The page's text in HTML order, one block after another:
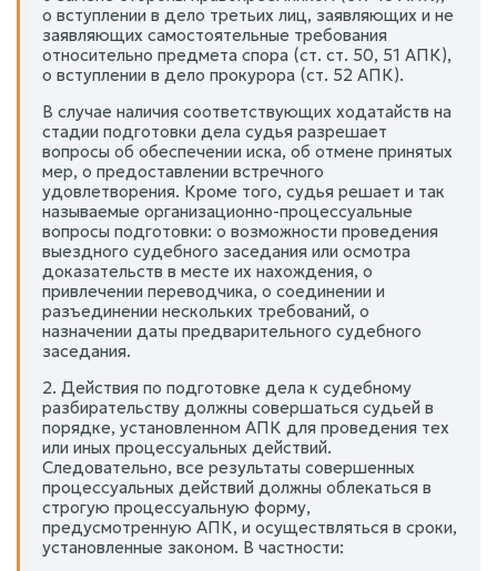
о вступлении в дело третьих лиц, заявляющих и не
заявляющих самостоятельные требования
относительно предмета спора (ст. ст. 50, 51 АПК),
о вступлении в дело прокурора (ст. 52 АПК).
В случае наличия соответствующих ходатайств на
стадии подготовки дела судья разрешает
вопросы об обеспечении иска, об отмене принятых
мер, о предоставлении встречного
удовлетворения. Кроме того, судья решает и так
называемые организационно-процессуальные
вопросы подготовки: о возможности проведения
выездного судебного заседания или осмотра
доказательств в месте их нахождения, о
привлечении переводчика, о соединении и
разъединении нескольких требований, о
назначении даты предварительного судебного
заседания.
2. Действия по подготовке дела к судебному
разбирательству должны совершаться судьей в
порядке, установленном АПК для проведения тех
или иных процессуальных действий.
Следовательно, все результаты совершенных
процессуальных действий должны облекаться в
строгую процессуальную форму,
предусмотренную АПК, и осуществляться в сроки,
установленные законом. В частности: